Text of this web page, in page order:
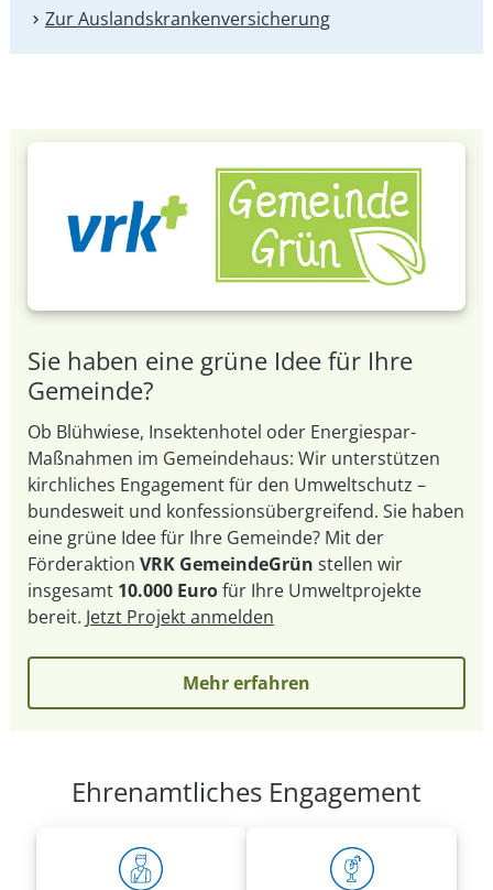
Zur Auslandskranken­versicherung
Sie haben eine grüne Idee für Ihre
Gemeinde?
Ob Blühwiese, Insektenhotel oder Energiespar-
Maßnahmen im Gemeindehaus: Wir unterstützen
kirchliches Engagement für den Umweltschutz –
bundesweit und konfessionsübergreifend. Sie haben
eine grüne Idee für Ihre Gemeinde? Mit der
Förderaktion VRK GemeindeGrün stellen wir
insgesamt 10.000 Eurofür Ihre Umweltprojekte
bereit. Jetzt Projekt anmelden
Mehr erfahren
Ehrenamtliches Engagement